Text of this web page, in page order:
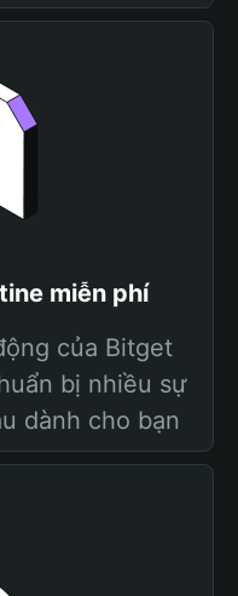
miễn phí
của Bitget
bị nhiều sự
dành cho bạn